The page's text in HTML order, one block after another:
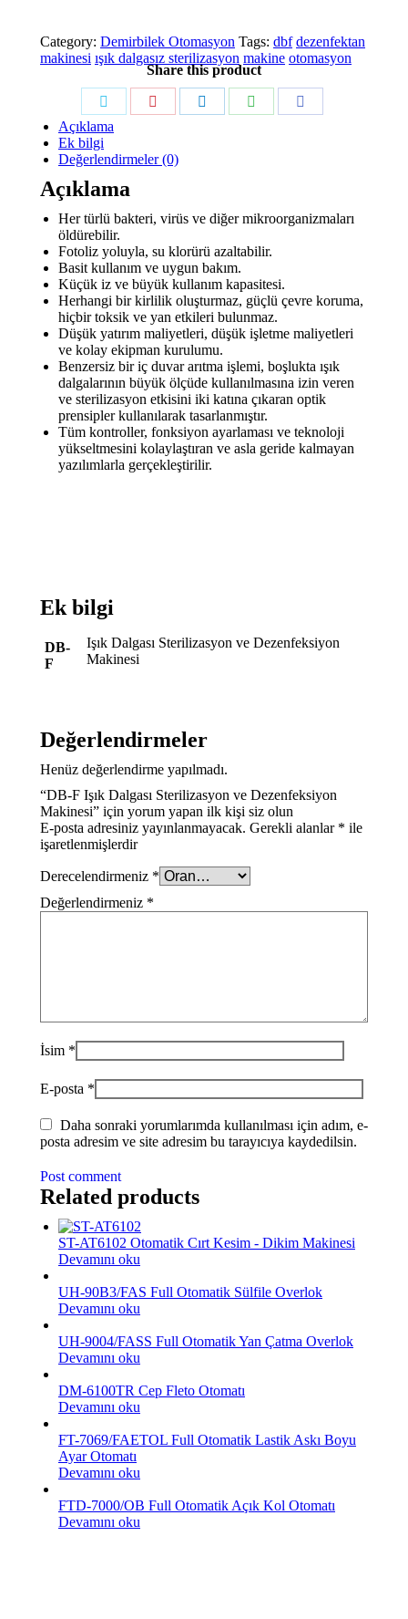
Category: Demirbilek Otomasyon Tags: dbf dezenfektan
makinesi ışık dalgasız sterilizasyon makine otomasyon
Share this product
on
Twitter Pinterest
Açıklama
Ek bilgi
Değerlendirmeler (0)
Açıklama
Her türlü bakteri, virüs ve diğer mikroorganizmaları
öldürebilir.
Fotoliz yoluyla, su klorürü azaltabilir.
Basit kullanım ve uygun bakım.
Küçük iz ve büyük kullanım kapasitesi.
Herhangi bir kirlilik oluşturmaz, güçlü çevre koruma,
hiçbir toksik ve yan etkileri bulunmaz.
Düşük yatırım maliyetleri, düşük işletme maliyetleri
ve kolay ekipman kurulumu.
Benzersiz bir iç duvar arıtma işlemi, boşlukta ışık
dalgalarının büyük ölçüde kullanılmasına izin veren
ve sterilizasyon etkisini iki katına çıkaran optik
prensipler kullanılarak tasarlanmıştır.
Tüm kontroller, fonksiyon ayarlaması ve teknoloji
yükseltmesini kolaylaştıran ve asla geride kalmayan
yazılımlarla gerçekleştirilir.
Ek bilgi
DB-
F
Işık Dalgası Sterilizasyon ve Dezenfeksiyon
Makinesi
Değerlendirmeler
Henüz değerlendirme yapılmadı.
“DB-F Işık Dalgası Sterilizasyon ve Dezenfeksiyon
Makinesi” için yorum yapan ilk kişi siz olun
E-posta adresiniz yayınlanmayacak. Gerekli alanlar * ile
işaretlenmişlerdir
Derecelendirmeniz *
Değerlendirmeniz *
İsim *
E-posta *
Daha sonraki yorumlarımda kullanılması için adım, e-
posta adresim ve site adresim bu tarayıcıya kaydedilsin.
Post comment
Related products
ST-AT6102 Otomatik Cırt Kesim - Dikim Makinesi
Devamını oku
UH-90B3/FAS Full Otomatik Sülfile Overlok
Devamını oku
UH-9004/FASS Full Otomatik Yan Çatma Overlok
Devamını oku
DM-6100TR Cep Fleto Otomatı
Devamını oku
FT-7069/FAETOL Full Otomatik Lastik Askı Boyu
Ayar Otomatı
Devamını oku
FTD-7000/OB Full Otomatik Açık Kol Otomatı
Devamını oku